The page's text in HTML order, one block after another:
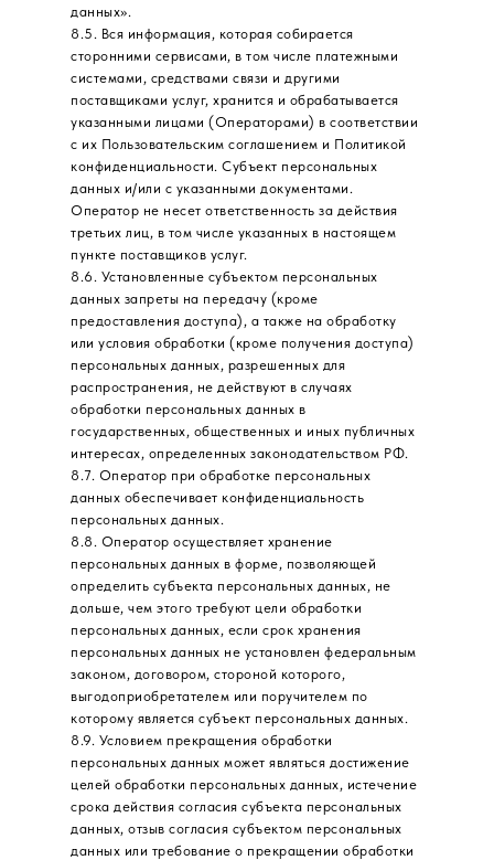
данных».
8.5. Вся информация, которая собирается
сторонними сервисами, в том числе платежными
системами, средствами связи и другими
поставщиками услуг, хранится и обрабатывается
указанными лицами (Операторами) в соответствии
с их Пользовательским соглашением и Политикой
конфиденциальности. Субъект персональных
данных и/или с указанными документами.
Оператор не несет ответственность за действия
третьих лиц, в том числе указанных в настоящем
пункте поставщиков услуг.
8.6. Установленные субъектом персональных
данных запреты на передачу (кроме
предоставления доступа), а также на обработку
или условия обработки (кроме получения доступа)
персональных данных, разрешенных для
распространения, не действуют в случаях
обработки персональных данных в
государственных, общественных и иных публичных
интересах, определенных законодательством РФ.
8.7. Оператор при обработке персональных
данных обеспечивает конфиденциальность
персональных данных.
8.8. Оператор осуществляет хранение
персональных данных в форме, позволяющей
определить субъекта персональных данных, не
дольше, чем этого требуют цели обработки
персональных данных, если срок хранения
персональных данных не установлен федеральным
законом, договором, стороной которого,
выгодоприобретателем или поручителем по
которому является субъект персональных данных.
8.9. Условием прекращения обработки
персональных данных может являться достижение
целей обработки персональных данных, истечение
срока действия согласия субъекта персональных
данных, отзыв согласия субъектом персональных
данных или требование о прекращении обработки